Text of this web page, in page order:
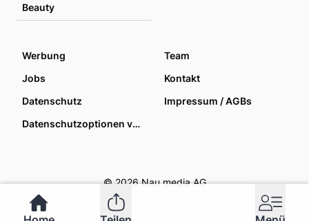
Beauty
Werbung
Team
Jobs
Kontakt
Datenschutz
Impressum / AGBs
Datenschutzoptionen verwalten
© 2026 Nau media AG